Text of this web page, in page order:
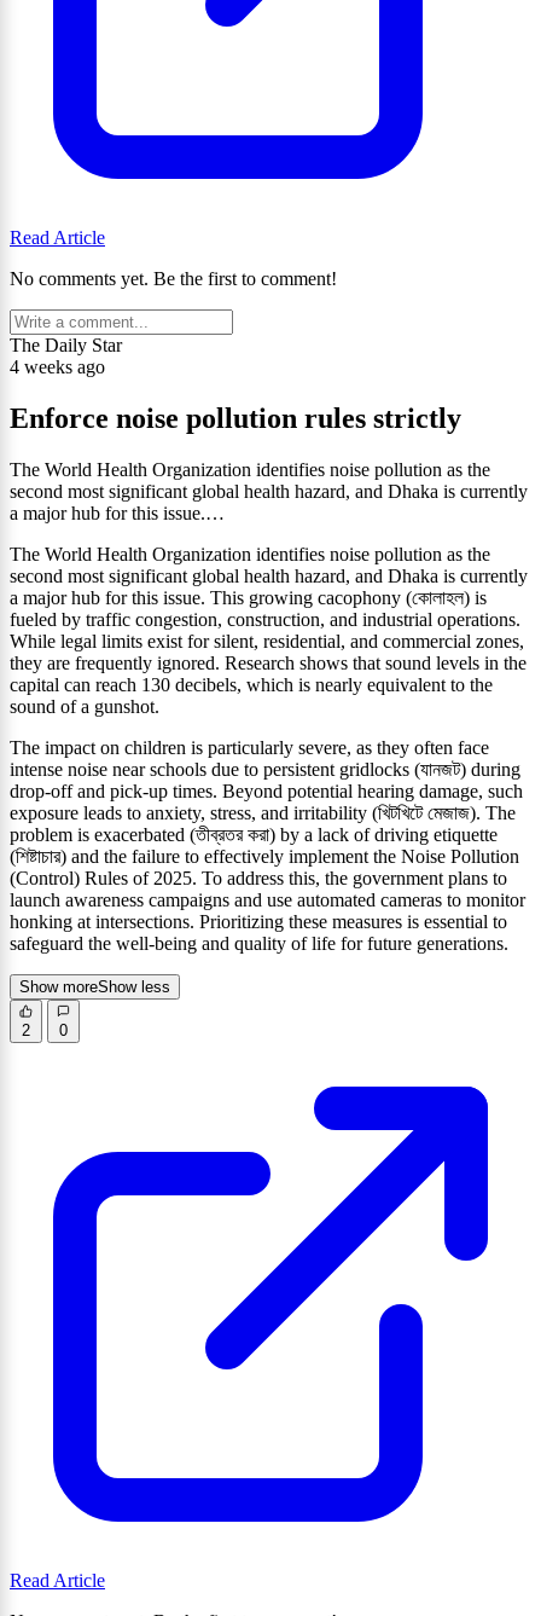
Read Article
No comments yet. Be the first to comment!
The Daily Star
4 weeks ago
Enforce noise pollution rules strictly
The World Health Organization identifies noise pollution as the
second most significant global health hazard, and Dhaka is currently
a major hub for this issue.…
The World Health Organization identifies noise pollution as the
second most significant global health hazard, and Dhaka is currently
a major hub for this issue. This growing cacophony (কোলাহল) is
fueled by traffic congestion, construction, and industrial operations.
While legal limits exist for silent, residential, and commercial zones,
they are frequently ignored. Research shows that sound levels in the
capital can reach 130 decibels, which is nearly equivalent to the
sound of a gunshot.
The impact on children is particularly severe, as they often face
intense noise near schools due to persistent gridlocks (যানজট) during
drop-off and pick-up times. Beyond potential hearing damage, such
exposure leads to anxiety, stress, and irritability (খিটখিটে মেজাজ). The
problem is exacerbated (তীব্রতর করা) by a lack of driving etiquette
(শিষ্টাচার) and the failure to effectively implement the Noise Pollution
(Control) Rules of 2025. To address this, the government plans to
launch awareness campaigns and use automated cameras to monitor
honking at intersections. Prioritizing these measures is essential to
safeguard the well-being and quality of life for future generations.
Show moreShow less
2 0
Read Article